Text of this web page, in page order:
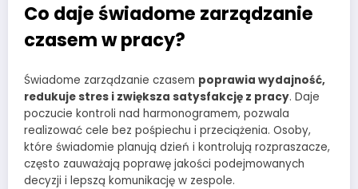
Co daje świadome zarządzanie
czasem w pracy?
Świadome zarządzanie czasem poprawia wydajność,
redukuje stres i zwiększa satysfakcję z pracy. Daje
poczucie kontroli nad harmonogramem, pozwala
realizować cele bez pośpiechu i przeciążenia. Osoby,
które świadomie planują dzień i kontrolują rozpraszacze,
często zauważają poprawę jakości podejmowanych
decyzji i lepszą komunikację w zespole.